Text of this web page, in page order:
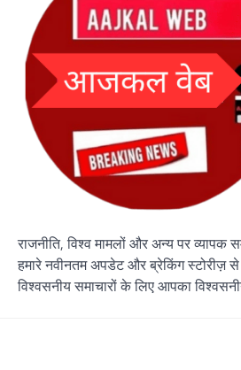
राजनीति, विश्व मामलों और अन्य पर
हमारे नवीनतम अपडेट और ब्रेकिंग
विश्वसनीय समाचारों के लिए आपका